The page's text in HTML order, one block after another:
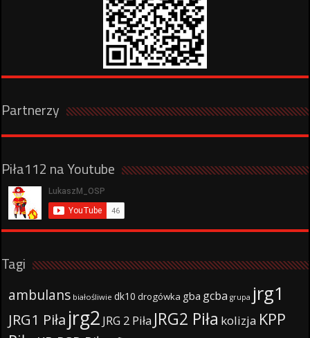
Partnerzy
Piła112 na Youtube
Tagi
ambulans białośliwie dk10 drogówka gba gcba grupa jrg1
JRG1 Piła jrg2 JRG 2 Piła JRG2 Piła kolizja KPP